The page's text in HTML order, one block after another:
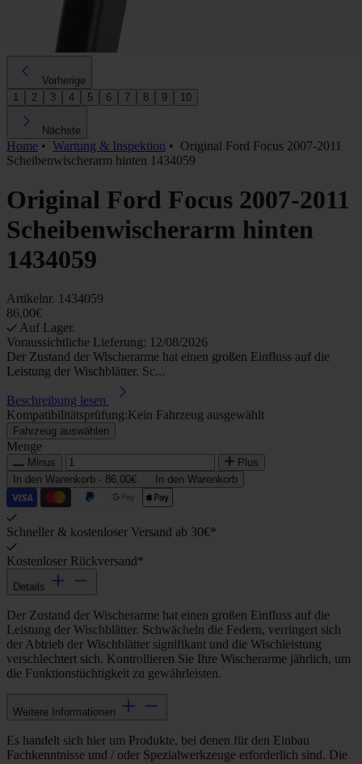
Vorherige
1
2 3 4 5 6 7 8 9 10
Nächste
Home • Wartung & Inspektion • Original Ford Focus 2007-2011
Scheibenwischerarm hinten 1434059
Original Ford Focus 2007-2011
Scheibenwischerarm hinten
1434059
Artikelnr. 1434059
86,00€
Auf Lager.
Voraussichtliche Lieferung: 12/08/2026
Der Zustand der Wischerarme hat einen großen Einfluss auf die
Leistung der Wischblätter. Sc...
Beschreibung lesen
Kompatibilitätsprüfung:Kein Fahrzeug ausgewählt
Fahrzeug auswählen
Menge
Minus
Plus
In den Warenkorb - 86,00€ In den Warenkorb
Schneller & kostenloser Versand ab 30€*
Kostenloser Rückversand*
Details
Der Zustand der Wischerarme hat einen großen Einfluss auf die
Leistung der Wischblätter. Schwächeln die Federn, verringert sich
der Abtrieb der Wischblätter signifikant und die Wischleistung
verschlechtert sich. Kontrollieren Sie Ihre Wischerarme jährlich, um
die Funktionstüchtigkeit zu gewährleisten.
Weitere Informationen
Es handelt sich hier um Produkte, bei denen für den Einbau
Fachkenntnisse und / oder Spezialwerkzeuge erforderlich sind. Die